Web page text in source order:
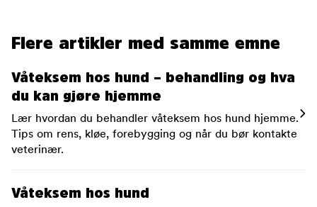
Flere artikler med samme emne
Våteksem hos hund – behandling og hva
du kan gjøre hjemme
Lær hvordan du behandler våteksem hos hund hjemme.
Tips om rens, kløe, forebygging og når du bør kontakte
veterinær.
Våteksem hos hund